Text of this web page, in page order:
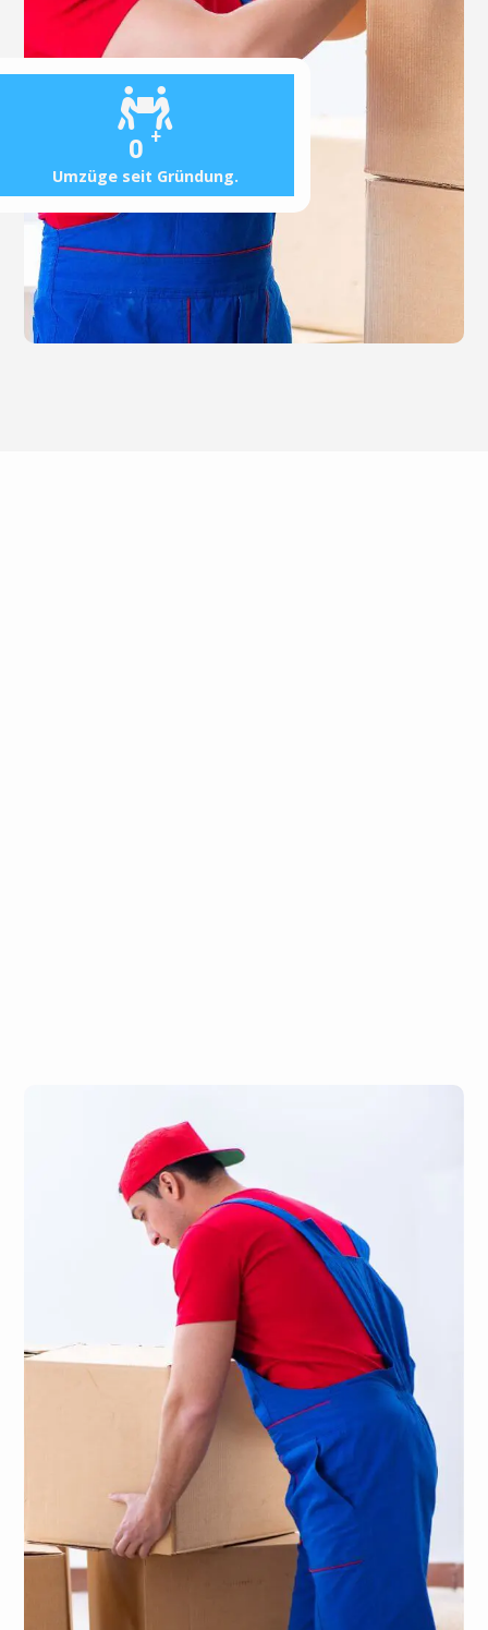
0 +
Umzüge seit Gründung.